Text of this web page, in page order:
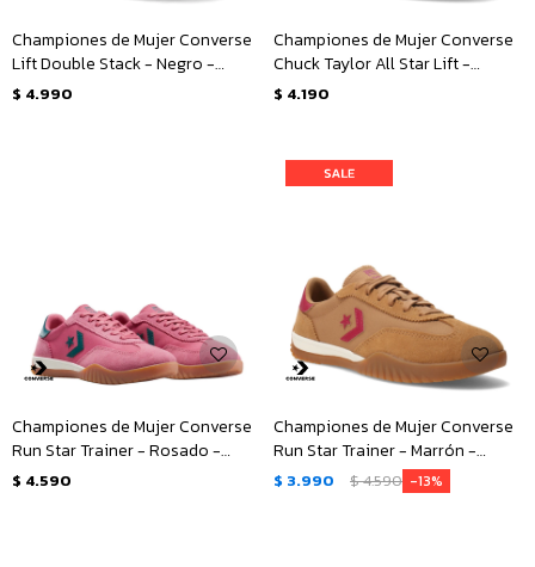
Championes de Mujer Converse
Lift Double Stack - Negro -
Blanco
$ 4.990
Championes de Mujer Converse
Chuck Taylor All Star Lift -
Animal Print
$ 4.190
Championes de Mujer Converse
Run Star Trainer - Rosado -
Verde
$ 4.590
Championes de Mujer Converse
Run Star Trainer - Marrón -
Rosado
$ 3.990 $4.590 13